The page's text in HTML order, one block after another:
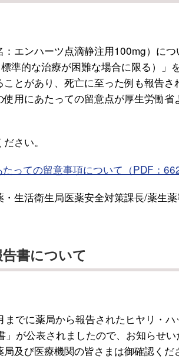
エンハーツ点滴静注用100mg）につ
準的な治療が困難な場合に限る）」
とがあり、死亡に至った例も報告さ
用にあたっての留意点が厚生労働省
さい。
っての留意事項について （PDF：
生活衛生局医薬安全対策課長/薬生
書について
でに薬局から報告されたヒヤリ・ハ
が公表されましたので、お知らせい
及び医療機関の皆さまは御確認くだ